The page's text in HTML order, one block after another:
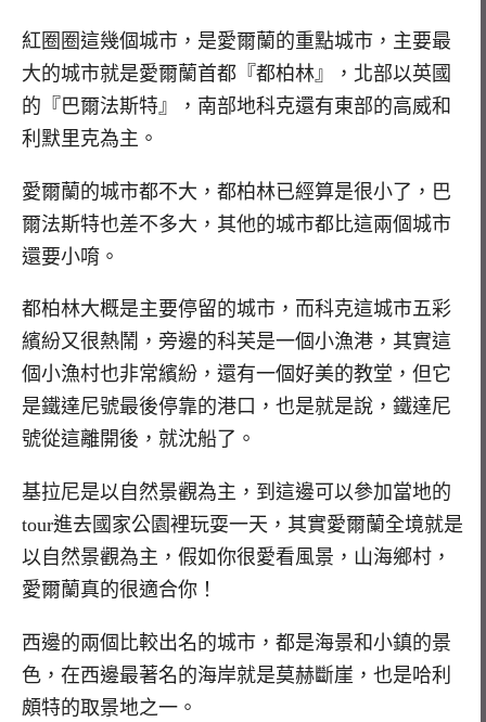
紅圈圈這幾個城市，是愛爾蘭的重點城市，主要最
大的城市就是愛爾蘭首都『都柏林』，北部以英國
的『巴爾法斯特』，南部地科克還有東部的高威和
利默里克為主。
愛爾蘭的城市都不大，都柏林已經算是很小了，巴
爾法斯特也差不多大，其他的城市都比這兩個城市
還要小唷。
都柏林大概是主要停留的城市，而科克這城市五彩
繽紛又很熱鬧，旁邊的科芙是一個小漁港，其實這
個小漁村也非常繽紛，還有一個好美的教堂，但它
是鐵達尼號最後停靠的港口，也是就是說，鐵達尼
號從這離開後，就沈船了。
基拉尼是以自然景觀為主，到這邊可以參加當地的
tour進去國家公園裡玩耍一天，其實愛爾蘭全境就是
以自然景觀為主，假如你很愛看風景，山海鄉村，
愛爾蘭真的很適合你！
西邊的兩個比較出名的城市，都是海景和小鎮的景
色，在西邊最著名的海岸就是莫赫斷崖，也是哈利
頗特的取景地之一。